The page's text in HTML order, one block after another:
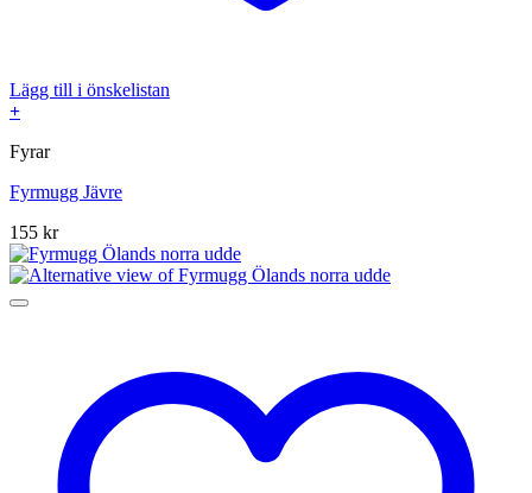
Lägg till i önskelistan
+
Fyrar
Fyrmugg Jävre
155 kr